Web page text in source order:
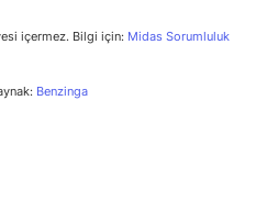
içermez. Bilgi için: Midas Sorumluluk
Benzinga